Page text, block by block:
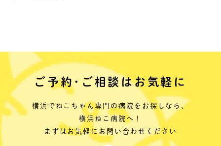
ご予約･ご相談はお気軽に
横浜でねこちゃん専門の病院をお探しなら、
横浜ねこ病院へ！
まずはお気軽にお問い合わせください